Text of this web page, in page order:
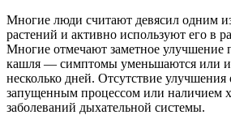
Многие люди считают девясил одним
растений и активно используют его в
Многие отмечают заметное улучшение
кашля — симптомы уменьшаются или
несколько дней. Отсутствие улучшения
запущенным процессом или наличием
заболеваний дыхательной системы.